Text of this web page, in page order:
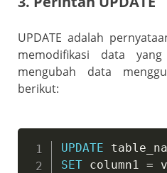
UPDATE adalah
memodifikasi data
mengubah data
berikut:
UPDATE
SET column1 =